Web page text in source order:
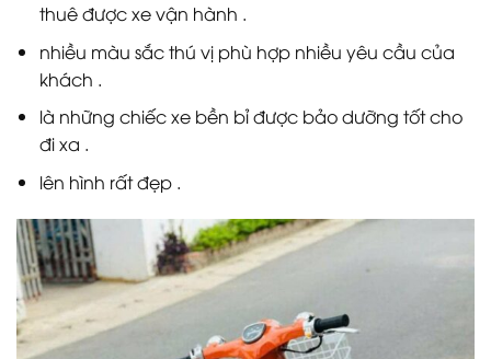
thuê được xe vận hành .
nhiều màu sắc thú vị phù hợp nhiều yêu cầu của
khách .
là những chiếc xe bền bỉ được bảo dưỡng tốt cho
đi xa .
lên hình rất đẹp .